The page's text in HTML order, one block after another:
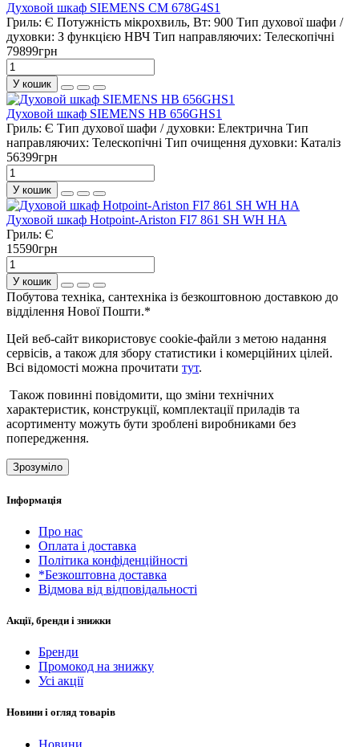
Духовой шкаф SIEMENS CM 678G4S1
Гриль: Є Потужність мікрохвиль, Вт: 900 Тип духової шафи /
духовки: З функцією НВЧ Тип направляючих: Телескопічні
79899грн
У кошик
Духовой шкаф SIEMENS HB 656GHS1
Гриль: Є Тип духової шафи / духовки: Електрична Тип
направляючих: Телескопічні Тип очищення духовки: Каталіз
56399грн
У кошик
Духовой шкаф Hotpoint-Ariston FI7 861 SH WH HA
Гриль: Є
15590грн
У кошик
Побутова техніка, сантехніка із безкоштовною доставкою до
відділення Нової Пошти.*
Цей веб-сайт використовує cookie-файли з метою надання
сервісів, а також для збору статистики і комерційних цілей.
Всі відомості можна прочитати тут.
Також повинні повідомити, що зміни технічних
характеристик, конструкції, комплектації приладів та
асортименту можуть бути зроблені виробниками без
попередження.
Зрозуміло
Інформація
Про нас
Оплата і доставка
Політика конфіденційності
*Безкоштовна доставка
Відмова від відповідальності
Акції, бренди і знижки
Бренди
Промокод на знижку
Усі акції
Новини і огляд товарів
Новини